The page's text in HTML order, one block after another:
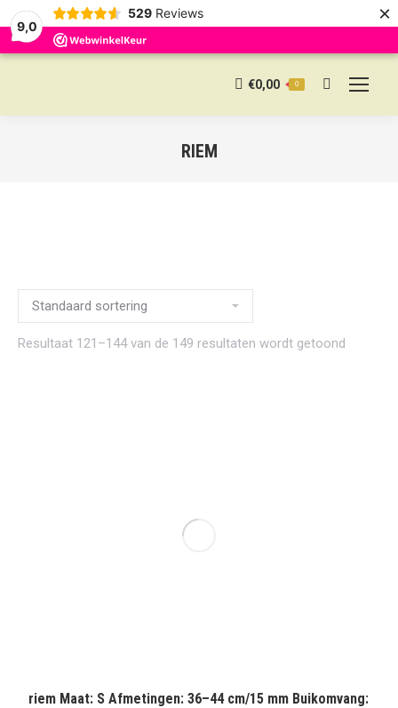
9,0
529 Reviews ×
€0,00 0 Search:
RIEM
Resultaat 121–144 van de 149 resultaten wordt getoond
riem Maat: S Afmetingen: 36–44 cm/15 mm Buikomvang: